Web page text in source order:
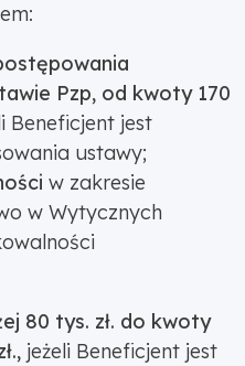
Pzp, od kwoty 170
Beneficjent jest
ustawy;
w zakresie
w Wytycznych
80 tys. zł. do kwoty
jeżeli Beneficjent jest